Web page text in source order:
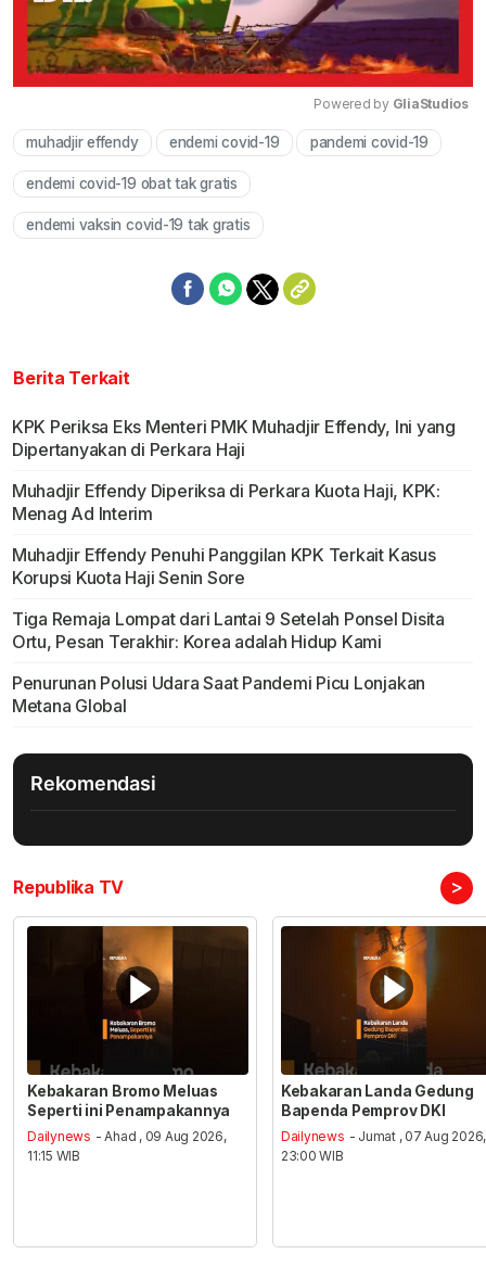
Mute
Powered by GliaStudios
muhadjir effendy endemi covid-19 pandemi covid-19
endemi covid-19 obat tak gratis
endemi vaksin covid-19 tak gratis
Berita Terkait
KPK Periksa Eks Menteri PMK Muhadjir Effendy, Ini yang
Dipertanyakan di Perkara Haji
Muhadjir Effendy Diperiksa di Perkara Kuota Haji, KPK:
Menag Ad Interim
Muhadjir Effendy Penuhi Panggilan KPK Terkait Kasus
Korupsi Kuota Haji Senin Sore
Tiga Remaja Lompat dari Lantai 9 Setelah Ponsel Disita
Ortu, Pesan Terakhir: Korea adalah Hidup Kami
Penurunan Polusi Udara Saat Pandemi Picu Lonjakan
Metana Global
Rekomendasi
Republika TV >
Kebakaran Bromo Meluas
Seperti ini Penampakannya
Dailynews - Ahad , 09 Aug 2026,
11:15 WIB
Kebakaran Landa Gedung
Bapenda Pemprov DKI
Dailynews - Jumat , 07 Aug 2026,
23:00 WIB